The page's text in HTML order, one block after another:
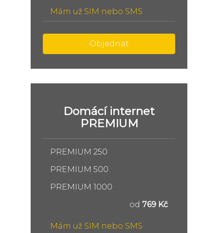
Mám už SIM nebo SMS
Objednat
Domácí internet
PREMIUM
PREMIUM 250
PREMIUM 500
PREMIUM 1000
od 769 Kč
Mám už SIM nebo SMS